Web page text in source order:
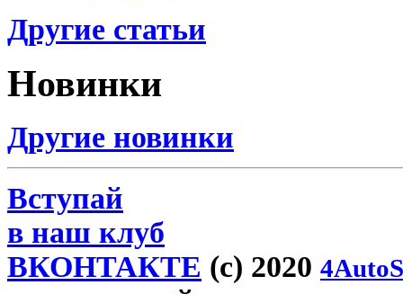
Другие статьи
Новинки
Другие новинки
Вступай
в наш клуб
ВКОНТАКТЕ (c) 2020